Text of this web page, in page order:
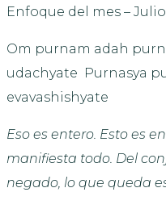
Enfoque del mes –
Om purnam adah
udachyate Purnasya
evavashishyate
Eso es entero. Esto es
manifiesta todo. Del
negado, lo que queda